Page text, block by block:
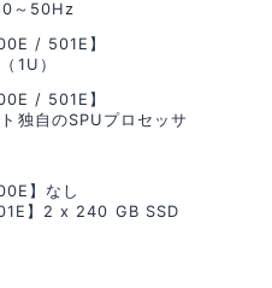
～50Hz
/ 501E】
1U）
/ 501E】
独自のSPUプロセッサ
】なし
】2 x 240 GB SSD